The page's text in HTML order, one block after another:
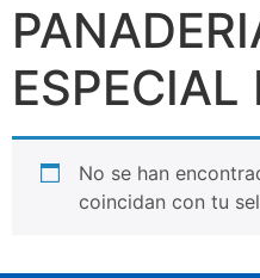
ESPECIAL
No se han
coincidan con tu